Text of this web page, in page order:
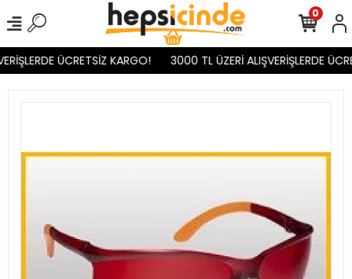
ÜCRETSİZ KARGO! 3000 TL ÜZERİ ALIŞVERİŞLERDE
0